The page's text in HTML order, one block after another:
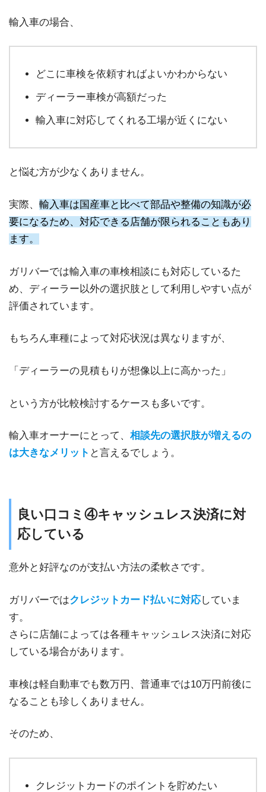
輸入車の場合、
どこに車検を依頼すればよいかわからない
ディーラー車検が高額だった
輸入車に対応してくれる工場が近くにない
と悩む方が少なくありません。
実際、 輸入車は国産車と比べて部品や整備の知識が必
要になるため、対応できる店舗が限られることもあり
ます。
ガリバーでは輸入車の車検相談にも対応しているた
め、ディーラー以外の選択肢として利用しやすい点が
評価されています。
もちろん車種によって対応状況は異なりますが、
「ディーラーの見積もりが想像以上に高かった」
という方が比較検討するケースも多いです。
輸入車オーナーにとって、 相談先の選択肢が増えるの
は大きなメリット と言えるでしょう。
良い口コミ④キャッシュレス決済に対
応している
意外と好評なのが支払い方法の柔軟さです。
ガリバーではクレジットカード払いに対応していま
す。
さらに店舗によっては各種キャッシュレス決済に対応
している場合があります。
車検は軽自動車でも数万円、普通車では10万円前後に
なることも珍しくありません。
そのため、
クレジットカードのポイントを貯めたい